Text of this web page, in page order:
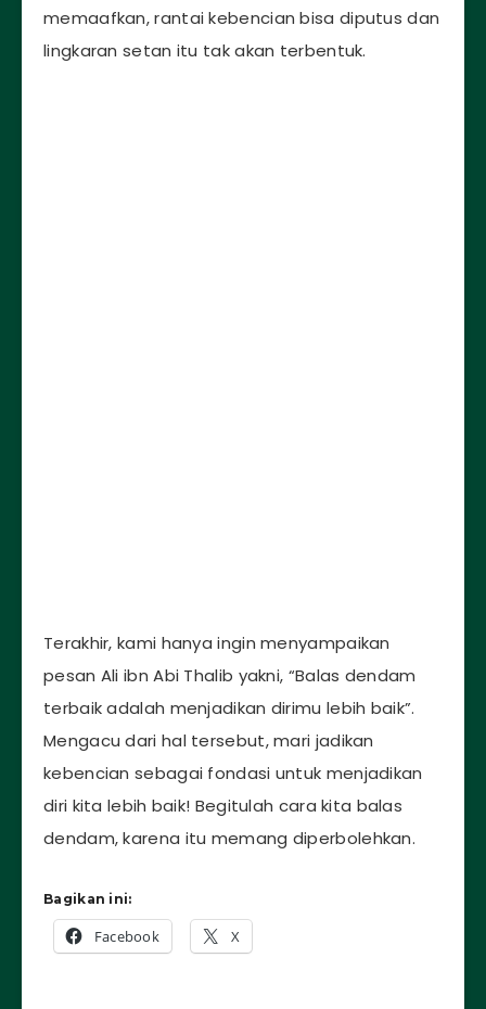
memaafkan, rantai kebencian bisa diputus dan
lingkaran setan itu tak akan terbentuk.
Terakhir, kami hanya ingin menyampaikan
pesan Ali ibn Abi Thalib yakni, “Balas dendam
terbaik adalah menjadikan dirimu lebih baik”.
Mengacu dari hal tersebut, mari jadikan
kebencian sebagai fondasi untuk menjadikan
diri kita lebih baik! Begitulah cara kita balas
dendam, karena itu memang diperbolehkan.
Bagikan ini:
Facebook X